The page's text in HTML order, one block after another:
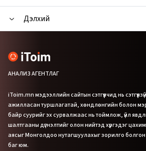
Дэлхий
АНАЛИЗ АГЕНТЛАГ
iToim.mn мэдээллийн сайтын сэтгүүлчид нь
ажилласан туршлагатай, хөндлөнгийн болон
байр суурийг эх сурвалжаас нь тоймлож, үйл
шалтгааны дүгнэлтийг олон нийтэд хүргэдэг цахим
аясыг Монголдоо нутагшуулахыг зорилго
баг юм.